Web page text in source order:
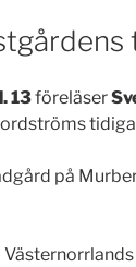
13föreläser
på